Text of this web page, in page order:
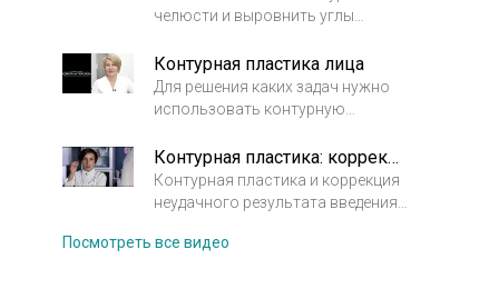
вмешательство должно быть уже
не только панацеей от признаков
помощником в исправлении
дефектов кожи.
челюсти и выровнить углы
называемый контур Джоли? В
этом видео врач косметолог
рассказывает причины
овала лица, взаимосвязь
строения черепа и внешнего вида
лица.
Контурная пластика лица
Для решения каких задач нужно
использовать контурную
филлерами и в каких случаях
стоит работать.
Контурная пластика: коррекция неудачного результата. Рассказывает врач косметолог Кирова А.М.
Контурная пластика и коррекция
неудачного результата введения
удаление геля на основе
Посмотреть все видео